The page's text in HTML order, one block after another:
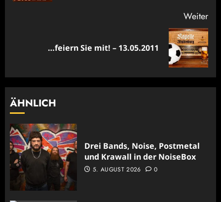
Weiter
…feiern Sie mit! – 13.05.2011
ÄHNLICH
Drei Bands, Noise, Postmetal
und Krawall in der NoiseBox
5. AUGUST 2026 0